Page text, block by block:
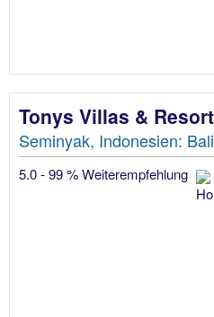
Tonys Villas & Resort
Seminyak, Indonesien:
5.0 - 99 % Weiterempfehlung